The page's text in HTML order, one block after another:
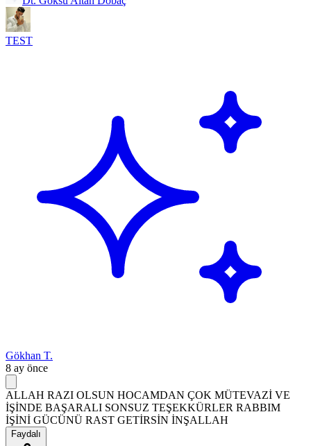
TEST
Gökhan T.
8 ay önce
ALLAH RAZI OLSUN HOCAMDAN ÇOK MÜTEVAZİ VE
İŞİNDE BAŞARALI SONSUZ TEŞEKKÜRLER RABBIM
İŞİNİ GÜCÜNÜ RAST GETİRSİN İNŞALLAH
Faydalı